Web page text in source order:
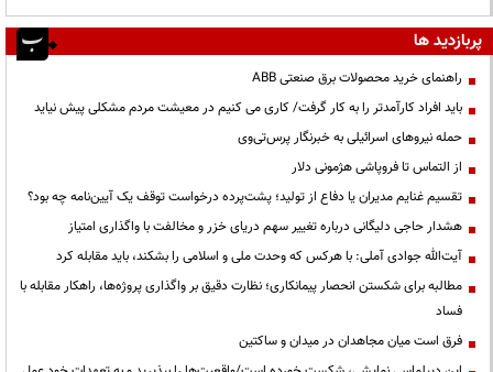
پربازدید ها
راهنمای خرید محصولات برق صنعتی ABB
باید افراد کارآمدتر را به کار گرفت/ کاری می کنیم در معیشت مردم مشکلی پیش نیاید
حمله نیروهای اسرائیلی به خبرنگار پرس‌تی‌وی
از التماس تا فروپاشی هژمونی دلار
تقسیم غنایم مدیران یا دفاع از تولید؛ پشت‌پرده درخواست توقف یک آیین‌نامه چه بود؟
هشدار حاجی دلیگانی درباره تغییر سهم دریای خزر و مخالفت با واگذاری امتیاز
آیت‌الله جوادی آملی: با هرکس که وحدت ملی و اسلامی را بشکند، باید مقابله کرد
مطالبه برای شکستن انحصار پیمانکاری؛ نظارت دقیق بر واگذاری پروژه‌ها، راهکار مقابله با
فساد
فرق است میان مجاهدان در میدان و ساکتین